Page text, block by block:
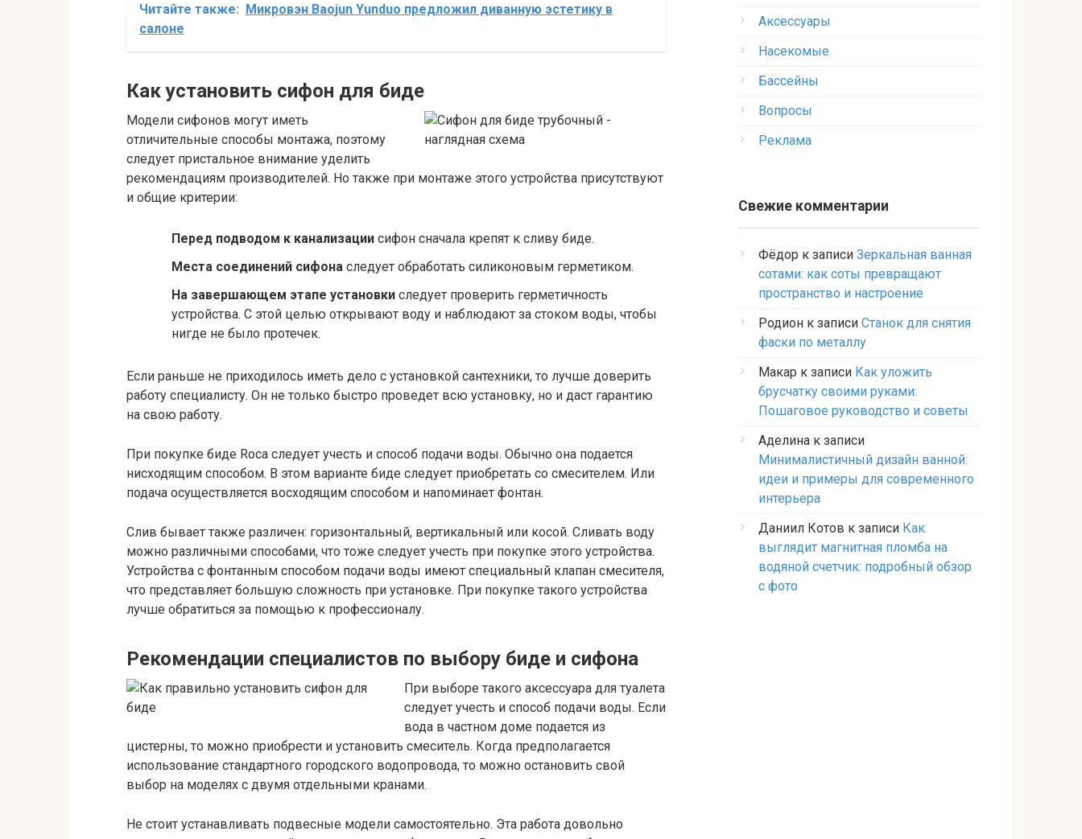
Читайте также: Микровэн Baojun Yunduo предложил диванную эстетику в
салоне
Как установить сифон для биде
Модели сифонов могут иметь
отличительные способы монтажа, поэтому
следует пристальное внимание уделить
рекомендациям производителей. Но также при монтаже этого устройства присутствуют
и общие критерии:
Перед подводом к канализации сифон сначала крепят к сливу биде.
Места соединений сифона следует обработать силиконовым герметиком.
На завершающем этапе установки следует проверить герметичность
устройства. С этой целью открывают воду и наблюдают за стоком воды, чтобы
нигде не было протечек.
Если раньше не приходилось иметь дело с установкой сантехники, то лучше доверить
работу специалисту. Он не только быстро проведет всю установку, но и даст гарантию
на свою работу.
При покупке биде Roca следует учесть и способ подачи воды. Обычно она подается
нисходящим способом. В этом варианте биде следует приобретать со смесителем. Или
подача осуществляется восходящим способом и напоминает фонтан.
Слив бывает также различен: горизонтальный, вертикальный или косой. Сливать воду
можно различными способами, что тоже следует учесть при покупке этого устройства.
Устройства с фонтанным способом подачи воды имеют специальный клапан смесителя,
что представляет большую сложность при установке. При покупке такого устройства
лучше обратиться за помощью к профессионалу.
Рекомендации специалистов по выбору биде и сифона
При выборе такого аксессуара для туалета
следует учесть и способ подачи воды. Если
вода в частном доме подается из
цистерны, то можно приобрести и установить смеситель. Когда предполагается
использование стандартного городского водопровода, то можно остановить свой
выбор на моделях с двумя отдельными кранами.
Не стоит устанавливать подвесные модели самостоятельно. Эта работа довольно
Аксессуары
Насекомые
Бассейны
Вопросы
Реклама
Свежие комментарии
Фёдор к записи Зеркальная ванная
сотами: как соты превращают
пространство и настроение
Родион к записи Станок для снятия
фаски по металлу
Макар к записи Как уложить
брусчатку своими руками:
Пошаговое руководство и советы
Аделина к записи
Минималистичный дизайн ванной:
идеи и примеры для современного
интерьера
Даниил Котов к записи Как
выглядит магнитная пломба на
водяной счетчик: подробный обзор
с фото